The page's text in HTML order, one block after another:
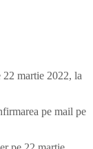
martie 2022, la
pe mail pe